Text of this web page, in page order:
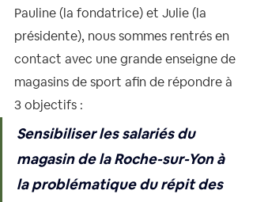
Pauline (la fondatrice) et Julie (la
présidente), nous sommes rentrés en
contact avec une grande enseigne de
magasins de sport afin de répondre à
3 objectifs :
Sensibiliser les salariés du
magasin de la Roche-sur-Yon à
la problématique du répit des